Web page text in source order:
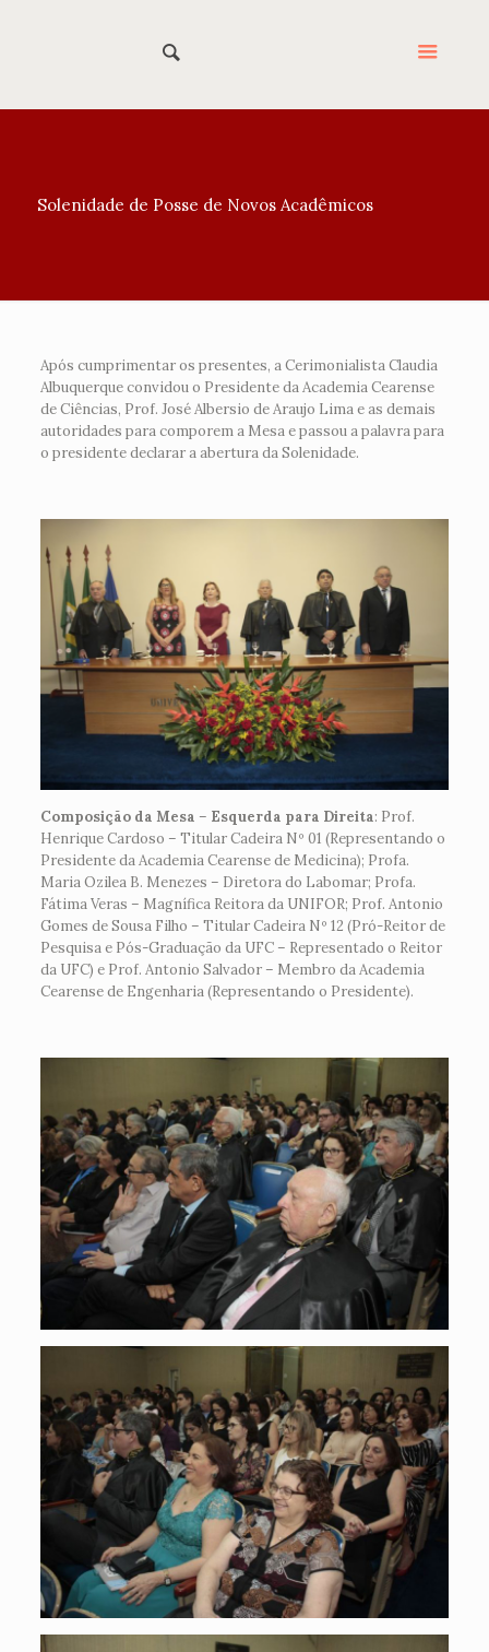
Solenidade de Posse de Novos Acadêmicos
Após cumprimentar os presentes, a Cerimonialista Claudia
Albuquerque convidou o Presidente da Academia Cearense
de Ciências, Prof. José Albersio de Araujo Lima e as demais
autoridades para comporem a Mesa e passou a palavra para
o presidente declarar a abertura da Solenidade.
Composição da Mesa – Esquerda para Direita: Prof.
Henrique Cardoso – Titular Cadeira Nº 01 (Representando o
Presidente da Academia Cearense de Medicina); Profa.
Maria Ozilea B. Menezes – Diretora do Labomar; Profa.
Fátima Veras – Magnífica Reitora da UNIFOR; Prof. Antonio
Gomes de Sousa Filho – Titular Cadeira Nº 12 (Pró-Reitor de
Pesquisa e Pós-Graduação da UFC – Representado o Reitor
da UFC) e Prof. Antonio Salvador – Membro da Academia
Cearense de Engenharia (Representando o Presidente).